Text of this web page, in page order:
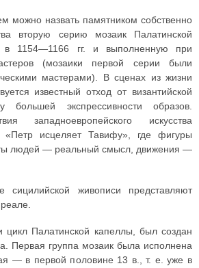
можно назвать памятником собственно
вторую серию мозаик Палатинской
в 1154—1166 гг. и выполненную при
(мозаики первой серии были
мастерами). В сценах из жизни
известный отход от византийской
большей экспрессивности образов.
западноевропейского искусства
исцеляет Тавифу», где фигуры
людей — реальный смысл, движения —
сицилийской живописи представляют
Палатинской капеллы, был создан
Первая группа мозаик была исполнена
— в первой половине 13 в., т. е. уже в